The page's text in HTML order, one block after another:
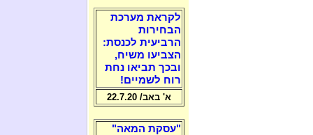
לקראת מערכת
הבחירות
הרביעית לכנסת:
הצביעו משיח,
ובכך תביאו נחת
רוח לשמיים!
א' באב/ 22.7.20
"עסקת המאה"